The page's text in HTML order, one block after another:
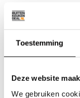
Toestemming
Deze website
We gebruiken
– Uw buitenkeuken
meer van uw terras
– U bespaart geld
buitenkeuken. Als u
goede